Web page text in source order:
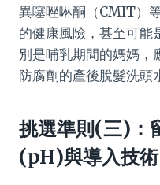
異噻唑啉酮（CMIT）
的健康風險，甚至可能
別是哺乳期間的媽媽，
防腐劑的產後脫髮洗頭
挑選準則(三)：
(pH)與導入技術